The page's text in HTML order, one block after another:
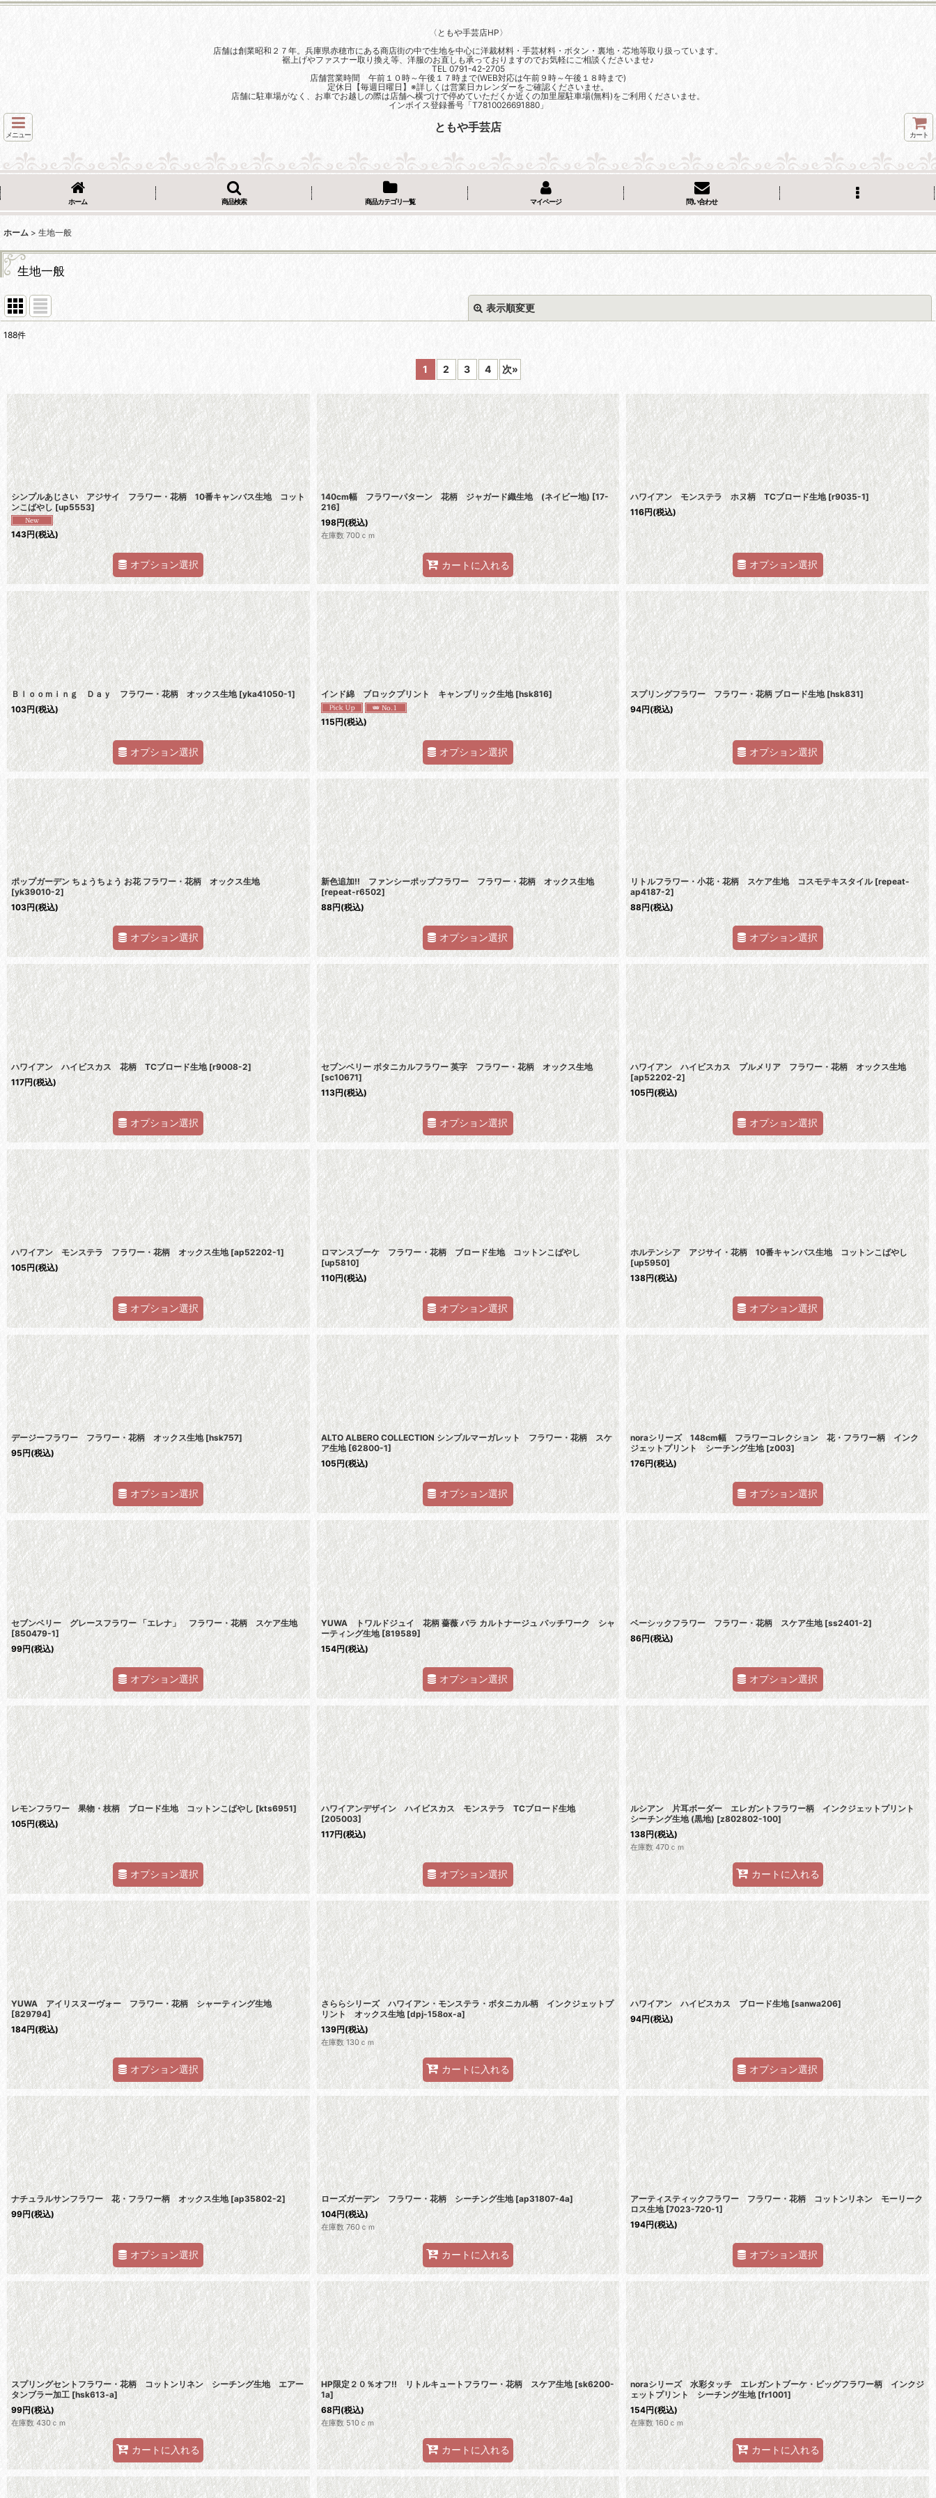
〈ともや手芸店HP〉
店舗は創業昭和２７年。兵庫県赤穂市にある商店街の中で生地を中心に洋裁材料・手芸材料・ボタン・裏地・芯地等取り扱っています。
裾上げやファスナー取り換え等、洋服のお直しも承っておりますのでお気軽にご相談くださいませ♪
TEL 0791-42-2705
店舗営業時間 午前１０時～午後１７時まで(WEB対応は午前９時～午後１８時まで)
定休日【毎週日曜日】※詳しくは営業日カレンダーをご確認くださいませ。
店舗に駐車場がなく、お車でお越しの際は店舗へ横づけで停めていただくか近くの加里屋駐車場(無料)をご利用くださいませ。
インボイス登録番号「T7810026691880」
メニュー
ともや手芸店
カート
ホーム 商品検索 商品カテゴリ一覧 マイページ 問い合わせ
ホーム > 生地一般
生地一般
表示順変更
並び順 :
絞り込む
188件
1 2 3 4 次»
シンプルあじさい アジサイ フラワー・花柄 10番キャンバス生地 コット
ンこばやし [up5553]
143円(税込)
オプション選択
140cm幅 フラワーパターン 花柄 ジャガード織生地 (ネイビー地) [17-
216]
198円(税込)
在庫数 700ｃｍ
カートに入れる
ハワイアン モンステラ ホヌ柄 TCブロード生地 [r9035-1]
116円(税込)
オプション選択
Ｂｌｏｏｍｉｎｇ Ｄａｙ フラワー・花柄 オックス生地 [yka41050-1]
103円(税込)
オプション選択
インド綿 ブロックプリント キャンブリック生地 [hsk816]
115円(税込)
オプション選択
スプリングフラワー フラワー・花柄 ブロード生地 [hsk831]
94円(税込)
オプション選択
ポップガーデン ちょうちょう お花 フラワー・花柄 オックス生地
[yk39010-2]
103円(税込)
オプション選択
新色追加!! ファンシーポップフラワー フラワー・花柄 オックス生地
[repeat-r6502]
88円(税込)
オプション選択
リトルフラワー・小花・花柄 スケア生地 コスモテキスタイル [repeat-
ap4187-2]
88円(税込)
オプション選択
ハワイアン ハイビスカス 花柄 TCブロード生地 [r9008-2]
117円(税込)
オプション選択
セブンベリー ボタニカルフラワー 英字 フラワー・花柄 オックス生地
[sc10671]
113円(税込)
オプション選択
ハワイアン ハイビスカス プルメリア フラワー・花柄 オックス生地
[ap52202-2]
105円(税込)
オプション選択
ハワイアン モンステラ フラワー・花柄 オックス生地 [ap52202-1]
105円(税込)
オプション選択
ロマンスブーケ フラワー・花柄 ブロード生地 コットンこばやし
[up5810]
110円(税込)
オプション選択
ホルテンシア アジサイ・花柄 10番キャンバス生地 コットンこばやし
[up5950]
138円(税込)
オプション選択
デージーフラワー フラワー・花柄 オックス生地 [hsk757]
95円(税込)
オプション選択
ALTO ALBERO COLLECTION シンプルマーガレット フラワー・花柄 スケ
ア生地 [62800-1]
105円(税込)
オプション選択
noraシリーズ 148cm幅 フラワーコレクション 花・フラワー柄 インク
ジェットプリント シーチング生地 [z003]
176円(税込)
オプション選択
セブンベリー グレースフラワー 「エレナ」 フラワー・花柄 スケア生地
[850479-1]
99円(税込)
オプション選択
YUWA トワルドジュイ 花柄 薔薇 バラ カルトナージュ パッチワーク シャ
ーティング生地 [819589]
154円(税込)
オプション選択
ベーシックフラワー フラワー・花柄 スケア生地 [ss2401-2]
86円(税込)
オプション選択
レモンフラワー 果物・枝柄 ブロード生地 コットンこばやし [kts6951]
105円(税込)
オプション選択
ハワイアンデザイン ハイビスカス モンステラ TCブロード生地
[205003]
117円(税込)
オプション選択
ルシアン 片耳ボーダー エレガントフラワー柄 インクジェットプリント
シーチング生地 (黒地) [z802802-100]
138円(税込)
在庫数 470ｃｍ
カートに入れる
YUWA アイリスヌーヴォー フラワー・花柄 シャーティング生地
[829794]
184円(税込)
オプション選択
さららシリーズ ハワイアン・モンステラ・ボタニカル柄 インクジェットプ
リント オックス生地 [dpj-158ox-a]
139円(税込)
在庫数 130ｃｍ
カートに入れる
ハワイアン ハイビスカス ブロード生地 [sanwa206]
94円(税込)
オプション選択
ナチュラルサンフラワー 花・フラワー柄 オックス生地 [ap35802-2]
99円(税込)
オプション選択
ローズガーデン フラワー・花柄 シーチング生地 [ap31807-4a]
104円(税込)
在庫数 760ｃｍ
カートに入れる
アーティスティックフラワー フラワー・花柄 コットンリネン モーリーク
ロス生地 [7023-720-1]
194円(税込)
オプション選択
スプリングセントフラワー・花柄 コットンリネン シーチング生地 エアー
タンブラー加工 [hsk613-a]
99円(税込)
在庫数 430ｃｍ
カートに入れる
HP限定２０％オフ!! リトルキュートフラワー・花柄 スケア生地 [sk6200-
1a]
68円(税込)
在庫数 510ｃｍ
カートに入れる
noraシリーズ 水彩タッチ エレガントブーケ・ビッグフラワー柄 インクジ
ェットプリント シーチング生地 [fr1001]
154円(税込)
在庫数 160ｃｍ
カートに入れる